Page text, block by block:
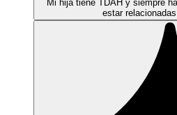
Mi hija tiene TDAH y siempre
estar